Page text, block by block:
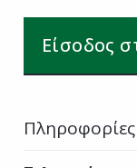
Είσοδος